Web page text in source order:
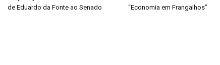
de Eduardo da Fonte ao Senado
“Economia em Frangalhos”